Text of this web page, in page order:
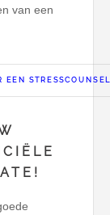
van een
EEN